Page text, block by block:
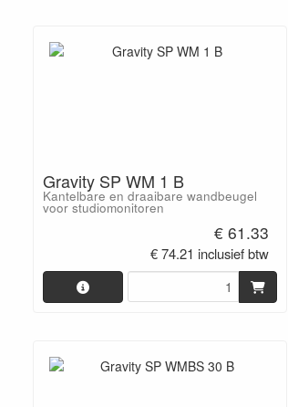
Gravity SP WM 1 B
Kantelbare en draaibare wandbeugel
voor studiomonitoren
€ 61.33
€ 74.21 inclusief btw